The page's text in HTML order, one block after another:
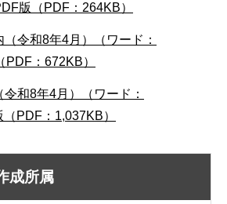
版（PDF：264KB）
令和8年4月）（ワード：
PDF：672KB）
和8年4月）（ワード：
（PDF：1,037KB）
成所属